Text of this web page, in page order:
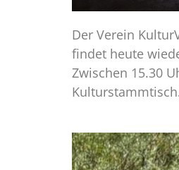
Der Verein
findet heute
Zwischen 15.30